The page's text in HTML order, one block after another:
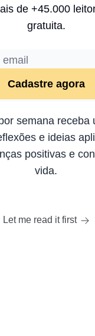
de +45.000
gratuita.
semana receba
e ideias
positivas e
vida.
Let me read it first